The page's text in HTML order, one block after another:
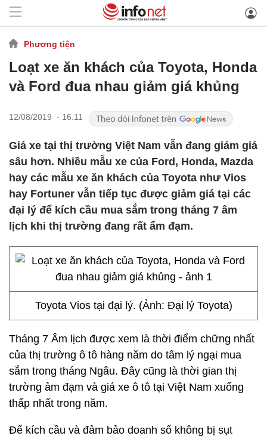
Phương tiện
Loạt xe ăn khách của Toyota, Honda
và Ford đua nhau giảm giá khủng
12/08/2019 - 16:11
Giá xe tại thị trường Việt Nam vẫn đang giảm giá
sâu hơn. Nhiều mẫu xe của Ford, Honda, Mazda
hay các mẫu xe ăn khách của Toyota như Vios
hay Fortuner vẫn tiếp tục được giảm giá tại các
đại lý để kích cầu mua sắm trong tháng 7 âm
lịch khi thị trường đang rất ẩm đạm.
Toyota Vios tại đại lý. (Ảnh: Đại lý Toyota)
Tháng 7 Âm lịch được xem là thời điểm chững nhất
của thị trường ô tô hàng năm do tâm lý ngại mua
sắm trong tháng Ngâu. Đây cũng là thời gian thị
trường ảm đạm và giá xe ô tô tại Việt Nam xuống
thấp nhất trong năm.
Để kích cầu và đảm bảo doanh số không bị sụt